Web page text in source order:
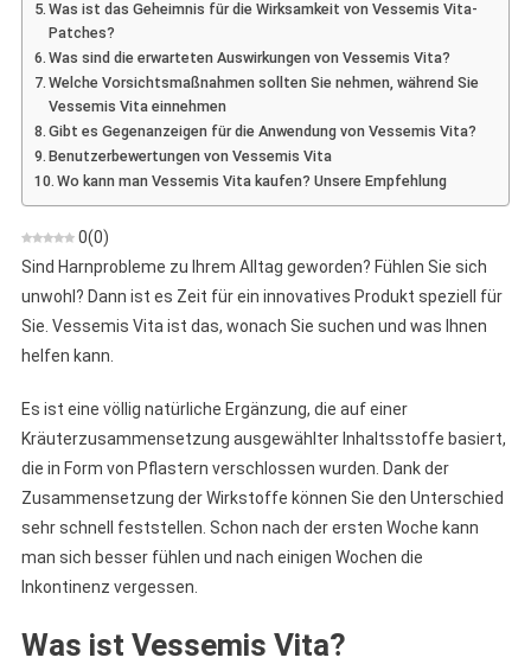
Was ist das Geheimnis für die Wirksamkeit von Vessemis Vita-
Patches?
Was sind die erwarteten Auswirkungen von Vessemis Vita?
Welche Vorsichtsmaßnahmen sollten Sie nehmen, während Sie
Vessemis Vita einnehmen
Gibt es Gegenanzeigen für die Anwendung von Vessemis Vita?
Benutzerbewertungen von Vessemis Vita
Wo kann man Vessemis Vita kaufen? Unsere Empfehlung
0(0)
Sind Harnprobleme zu Ihrem Alltag geworden? Fühlen Sie sich
unwohl? Dann ist es Zeit für ein innovatives Produkt speziell für
Sie. Vessemis Vita ist das, wonach Sie suchen und was Ihnen
helfen kann.
Es ist eine völlig natürliche Ergänzung, die auf einer
Kräuterzusammensetzung ausgewählter Inhaltsstoffe basiert,
die in Form von Pflastern verschlossen wurden. Dank der
Zusammensetzung der Wirkstoffe können Sie den Unterschied
sehr schnell feststellen. Schon nach der ersten Woche kann
man sich besser fühlen und nach einigen Wochen die
Inkontinenz vergessen.
Was ist Vessemis Vita?